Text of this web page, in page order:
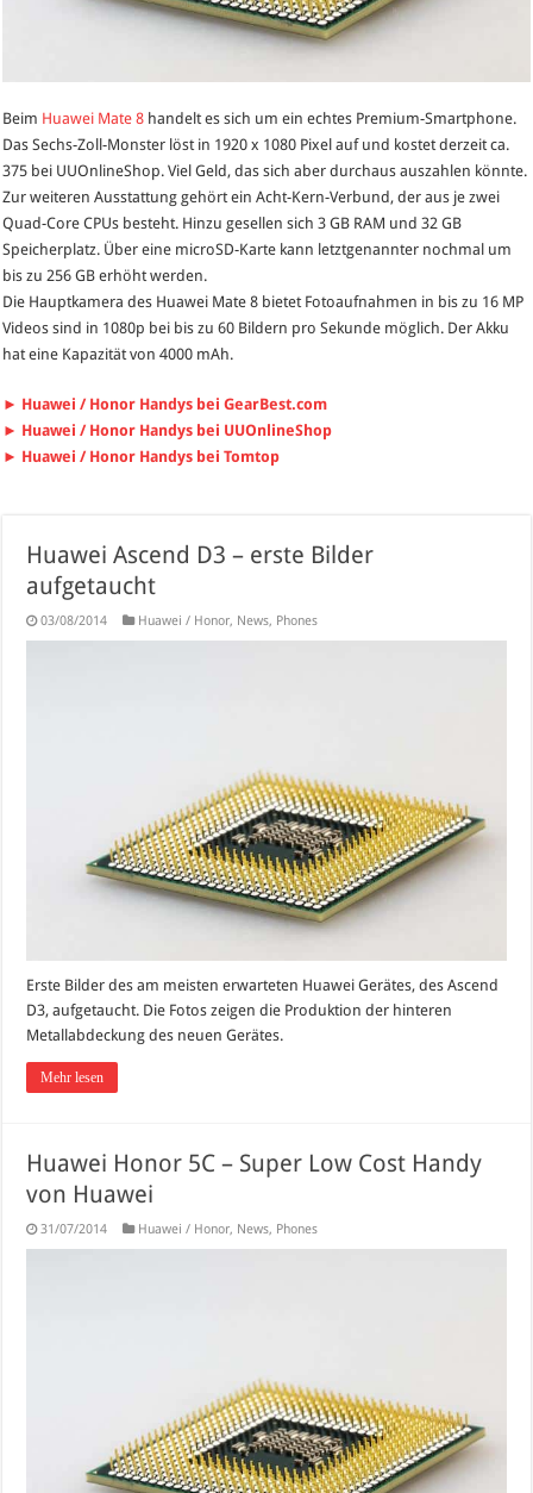
Beim Huawei Mate 8 handelt es sich um ein echtes Premium-Smartphone.
Das Sechs-Zoll-Monster löst in 1920 x 1080 Pixel auf und kostet derzeit ca.
375 bei UUOnlineShop. Viel Geld, das sich aber durchaus auszahlen könnte.
Zur weiteren Ausstattung gehört ein Acht-Kern-Verbund, der aus je zwei
Quad-Core CPUs besteht. Hinzu gesellen sich 3 GB RAM und 32 GB
Speicherplatz. Über eine microSD-Karte kann letztgenannter nochmal um
bis zu 256 GB erhöht werden.
Die Hauptkamera des Huawei Mate 8 bietet Fotoaufnahmen in bis zu 16 MP
Videos sind in 1080p bei bis zu 60 Bildern pro Sekunde möglich. Der Akku
hat eine Kapazität von 4000 mAh.
► Huawei / Honor Handys bei GearBest.com
► Huawei / Honor Handys bei UUOnlineShop
► Huawei / Honor Handys bei Tomtop
Huawei Ascend D3 – erste Bilder
aufgetaucht
03/08/2014 Huawei / Honor, News, Phones
Erste Bilder des am meisten erwarteten Huawei Gerätes, des Ascend
D3, aufgetaucht. Die Fotos zeigen die Produktion der hinteren
Metallabdeckung des neuen Gerätes.
Mehr lesen
Huawei Honor 5C – Super Low Cost Handy
von Huawei
31/07/2014 Huawei / Honor, News, Phones